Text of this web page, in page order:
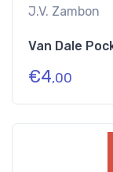
J.V. Zambon
Van Dale
€4,00